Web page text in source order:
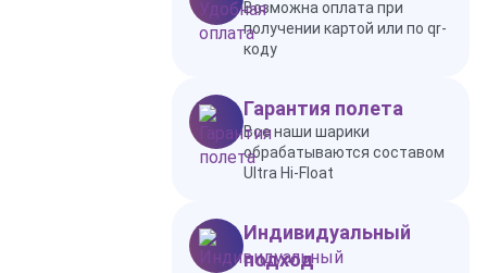
Возможна оплата при
получении картой или по qr-
коду
Гарантия полета
Все наши шарики
обрабатываются составом
Ultra Hi-Float
Индивидуальный
подход